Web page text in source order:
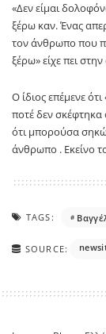
«Δεν είμαι
ξέρω καν. Ένας
τον άνθρωπο που
ξέρω» είχε πει
Ο ίδιος επέμενε
ποτέ δεν σκέφτηκα
ότι μπορούσα
άνθρωπο . Εκείνο
TAGS:
SOURCE: